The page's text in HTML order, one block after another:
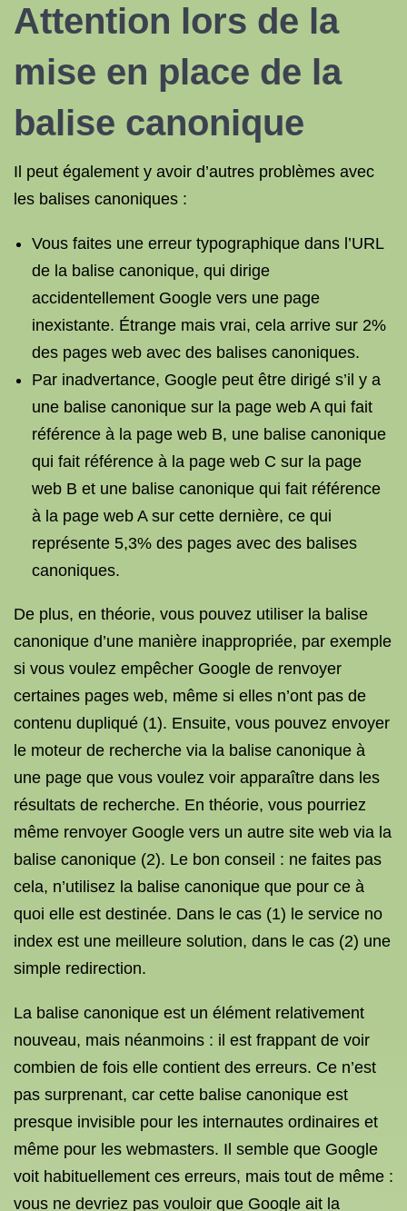
Attention lors de la
mise en place de la
balise canonique
Il peut également y avoir d’autres problèmes avec
les balises canoniques :
Vous faites une erreur typographique dans l’URL
de la balise canonique, qui dirige
accidentellement Google vers une page
inexistante. Étrange mais vrai, cela arrive sur 2%
des pages web avec des balises canoniques.
Par inadvertance, Google peut être dirigé s’il y a
une balise canonique sur la page web A qui fait
référence à la page web B, une balise canonique
qui fait référence à la page web C sur la page
web B et une balise canonique qui fait référence
à la page web A sur cette dernière, ce qui
représente 5,3% des pages avec des balises
canoniques.
De plus, en théorie, vous pouvez utiliser la balise
canonique d’une manière inappropriée, par exemple
si vous voulez empêcher Google de renvoyer
certaines pages web, même si elles n’ont pas de
contenu dupliqué (1). Ensuite, vous pouvez envoyer
le moteur de recherche via la balise canonique à
une page que vous voulez voir apparaître dans les
résultats de recherche. En théorie, vous pourriez
même renvoyer Google vers un autre site web via la
balise canonique (2). Le bon conseil : ne faites pas
cela, n’utilisez la balise canonique que pour ce à
quoi elle est destinée. Dans le cas (1) le service no
index est une meilleure solution, dans le cas (2) une
simple redirection.
La balise canonique est un élément relativement
nouveau, mais néanmoins : il est frappant de voir
combien de fois elle contient des erreurs. Ce n’est
pas surprenant, car cette balise canonique est
presque invisible pour les internautes ordinaires et
même pour les webmasters. Il semble que Google
voit habituellement ces erreurs, mais tout de même :
vous ne devriez pas vouloir que Google ait la